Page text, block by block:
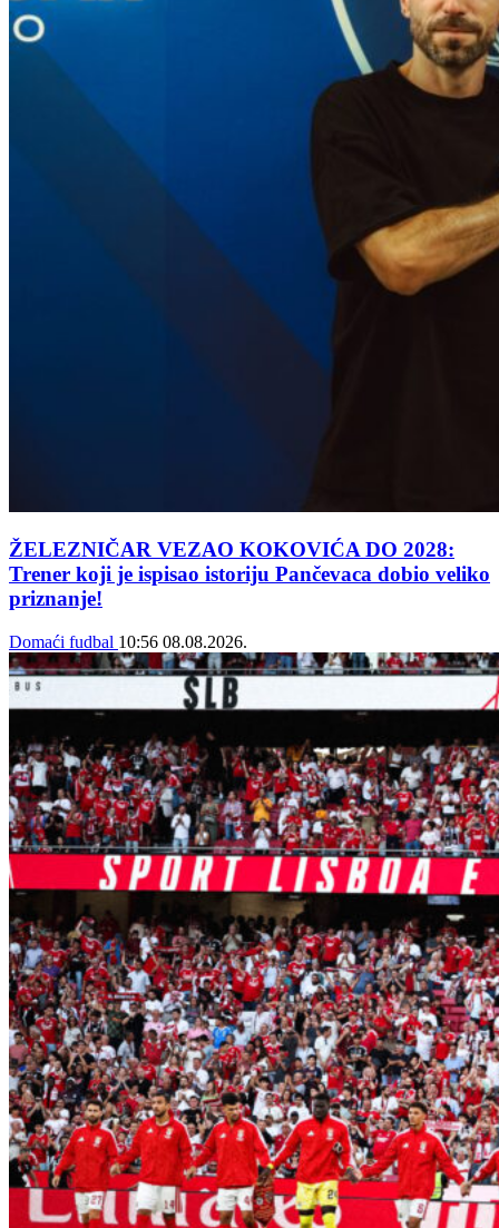
ŽELEZNIČAR VEZAO KOKOVIĆA DO 2028:
Trener koji je ispisao istoriju Pančevaca dobio veliko
priznanje!
Domaći fudbal 10:56 08.08.2026.